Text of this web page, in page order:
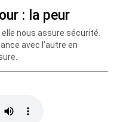
ici
: la peur
elle nous assure sécurité.
avec l’autre en